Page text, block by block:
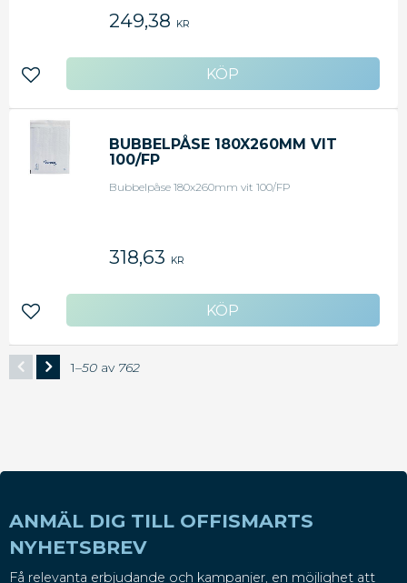
249,38 KR
Lägg till i favoriter
BUBBELPÅSE 180X260MM VIT
100/FP
Bubbelpåse 180x260mm vit 100/FP
318,63 KR
Lägg till i favoriter
1–50 av 762
ANMÄL DIG TILL OFFISMARTS
NYHETSBREV
Få relevanta erbjudande och kampanjer, en möjlighet att